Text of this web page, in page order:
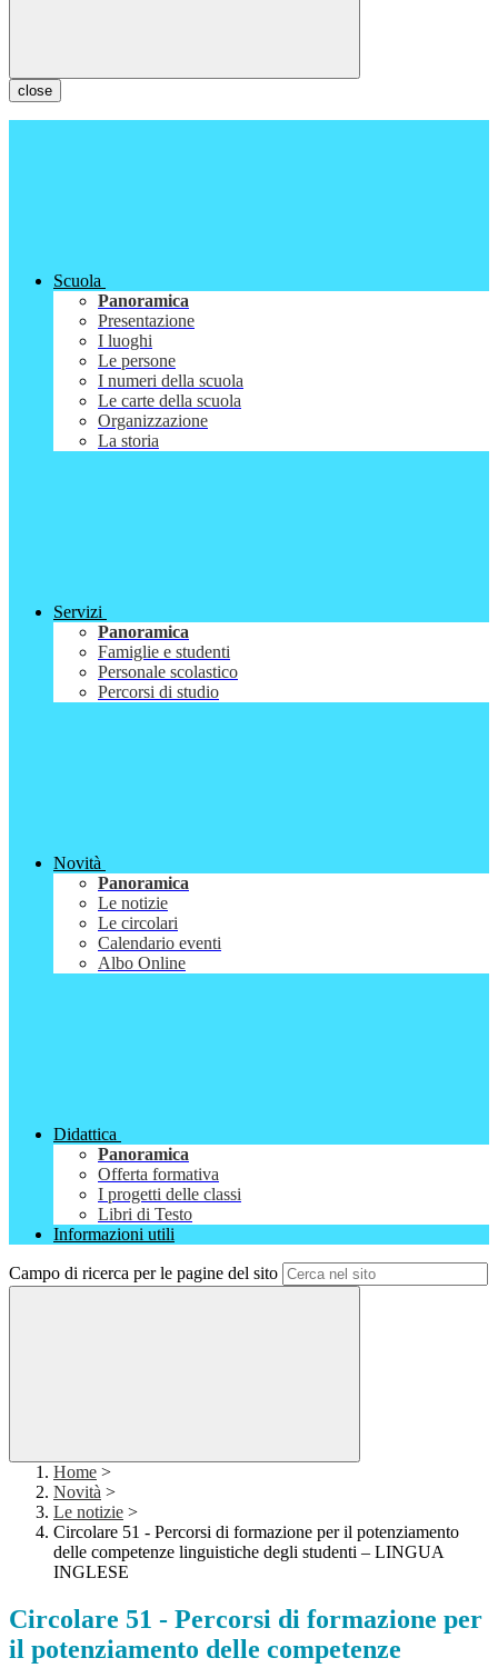
close
Scuola
Panoramica
Presentazione
I luoghi
Le persone
I numeri della scuola
Le carte della scuola
Organizzazione
La storia
Servizi
Panoramica
Famiglie e studenti
Personale scolastico
Percorsi di studio
Novità
Panoramica
Le notizie
Le circolari
Calendario eventi
Albo Online
Didattica
Panoramica
Offerta formativa
I progetti delle classi
Libri di Testo
Informazioni utili
Campo di ricerca per le pagine del sito
Home >
Novità >
Le notizie >
Circolare 51 - Percorsi di formazione per il potenziamento
delle competenze linguistiche degli studenti – LINGUA
INGLESE
Circolare 51 - Percorsi di formazione per
il potenziamento delle competenze